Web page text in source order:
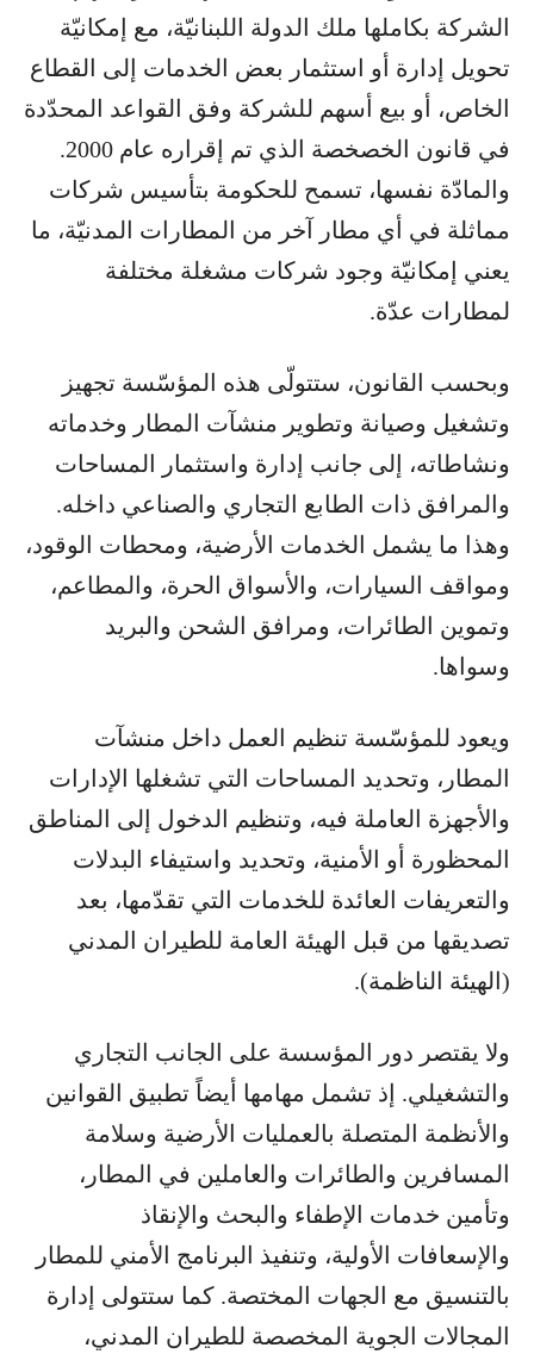
الشركة بكاملها ملك الدولة اللبنانيّة، مع إمكانيّة
تحويل إدارة أو استثمار بعض الخدمات إلى القطاع
الخاص، أو بيع أسهم للشركة وفق القواعد المحدّدة
في قانون الخصخصة الذي تم إقراره عام 2000.
والمادّة نفسها، تسمح للحكومة بتأسيس شركات
مماثلة في أي مطار آخر من المطارات المدنيّة، ما
يعني إمكانيّة وجود شركات مشغلة مختلفة
لمطارات عدّة.
وبحسب القانون، ستتولّى هذه المؤسّسة تجهيز
وتشغيل وصيانة وتطوير منشآت المطار وخدماته
ونشاطاته، إلى جانب إدارة واستثمار المساحات
والمرافق ذات الطابع التجاري والصناعي داخله.
وهذا ما يشمل الخدمات الأرضية، ومحطات الوقود،
ومواقف السيارات، والأسواق الحرة، والمطاعم،
وتموين الطائرات، ومرافق الشحن والبريد
وسواها.
ويعود للمؤسّسة تنظيم العمل داخل منشآت
المطار، وتحديد المساحات التي تشغلها الإدارات
والأجهزة العاملة فيه، وتنظيم الدخول إلى المناطق
المحظورة أو الأمنية، وتحديد واستيفاء البدلات
والتعريفات العائدة للخدمات التي تقدّمها، بعد
تصديقها من قبل الهيئة العامة للطيران المدني
(الهيئة الناظمة).
ولا يقتصر دور المؤسسة على الجانب التجاري
والتشغيلي. إذ تشمل مهامها أيضاً تطبيق القوانين
والأنظمة المتصلة بالعمليات الأرضية وسلامة
المسافرين والطائرات والعاملين في المطار،
وتأمين خدمات الإطفاء والبحث والإنقاذ
والإسعافات الأولية، وتنفيذ البرنامج الأمني للمطار
بالتنسيق مع الجهات المختصة. كما ستتولى إدارة
المجالات الجوية المخصصة للطيران المدني،